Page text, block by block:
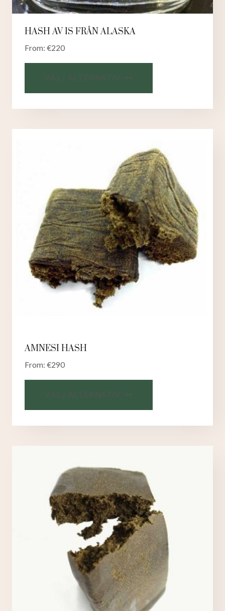
HASH AV IS FRÅN ALASKA
From: €220
VÄLJ ALTERNATIV
AMNESI HASH
From: €290
VÄLJ ALTERNATIV